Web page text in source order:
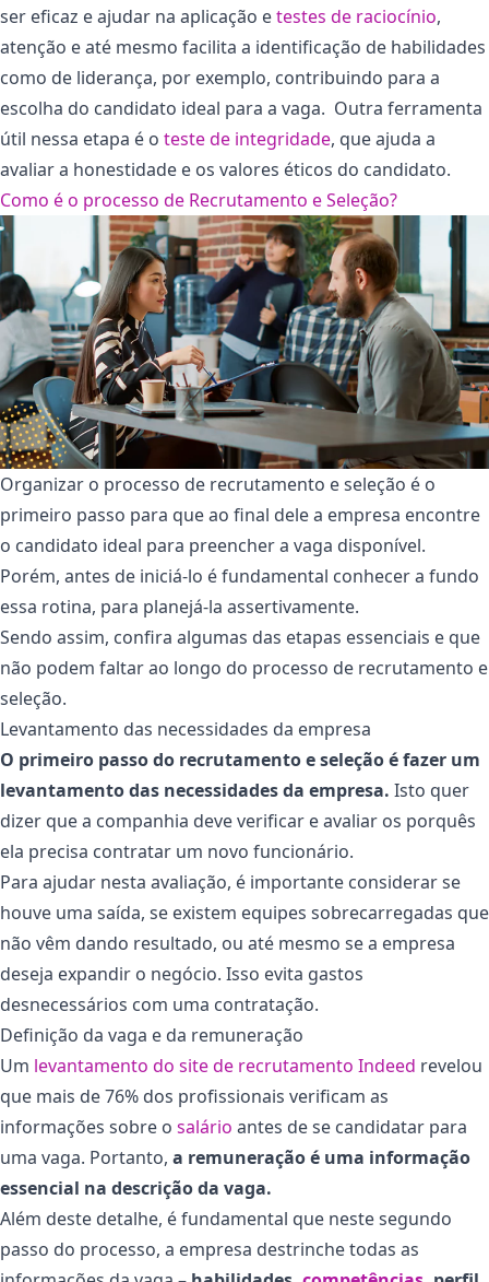
ser eficaz e ajudar na aplicação etestes de raciocínio,
atenção e até mesmo facilita a identificação de habilidades
como de liderança, por exemplo, contribuindo para a
escolha do candidato ideal para a vaga. Outra ferramenta
útil nessa etapa é o teste de integridade, que ajuda a
avaliar a honestidade e os valores éticos do candidato.
Como é o processo de Recrutamento e Seleção?
Organizar o processo de recrutamento e seleção é o
primeiro passo para que ao final dele a empresa encontre
o candidato ideal para preencher a vaga disponível.
Porém, antes de iniciá-lo é fundamental conhecer a fundo
essa rotina, para planejá-la assertivamente.
Sendo assim, confira algumas das etapas essenciais e que
não podem faltar ao longo do processo de recrutamento e
seleção.
Levantamento das necessidades da empresa
O primeiro passo do recrutamento e seleção é fazer um
levantamento das necessidades da empresa. Isto quer
dizer que a companhia deve verificar e avaliar os porquês
ela precisa contratar um novo funcionário.
Para ajudar nesta avaliação, é importante considerar se
houve uma saída, se existem equipes sobrecarregadas que
não vêm dando resultado, ou até mesmo se a empresa
deseja expandir o negócio. Isso evita gastos
desnecessários com uma contratação.
Definição da vaga e da remuneração
Um levantamento do site de recrutamento Indeed revelou
que mais de 76% dos profissionais verificam as
informações sobre o salário antes de se candidatar para
uma vaga. Portanto, a remuneração é uma informação
essencial na descrição da vaga.
Além deste detalhe, é fundamental que neste segundo
passo do processo, a empresa destrinche todas as